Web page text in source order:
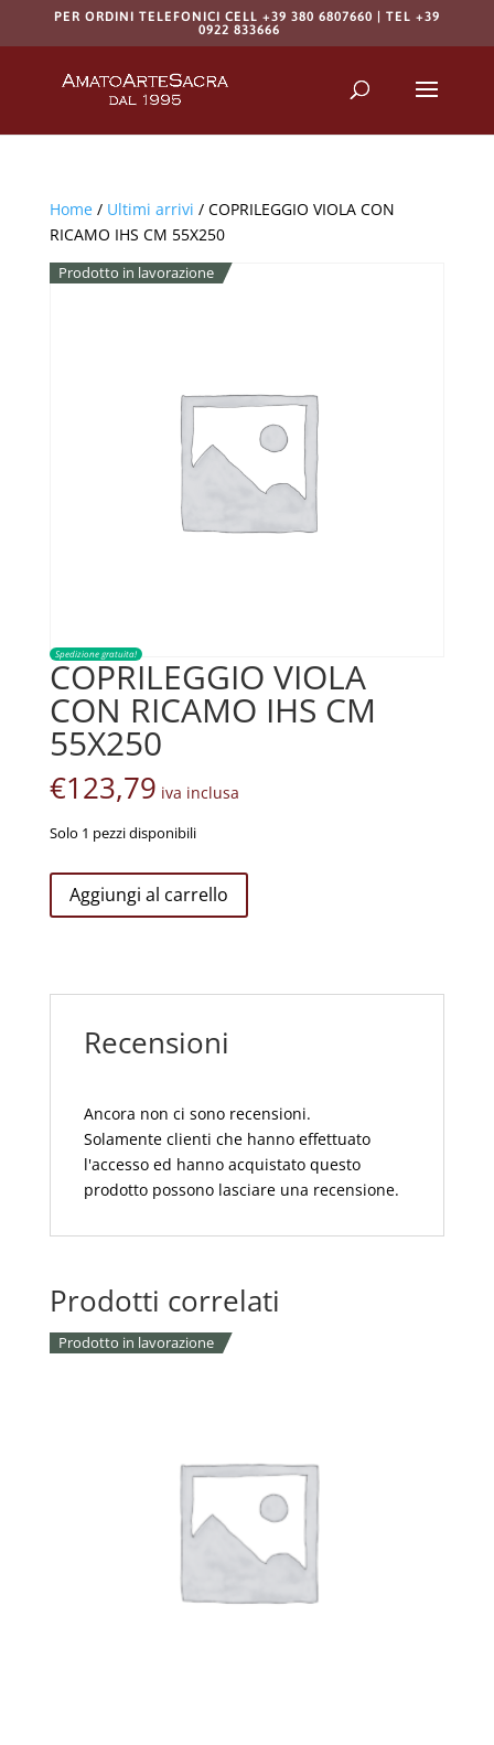
PER ORDINI TELEFONICI CELL +39 380 6807660 | TEL +39
0922 833666
Home/ Ultimi arrivi / COPRILEGGIO VIOLA CON
RICAMO IHS CM 55X250
Prodotto in lavorazione
Spedizione gratuita!
COPRILEGGIO VIOLA
CON RICAMO IHS CM
55X250
€123,79 iva inclusa
Solo 1 pezzi disponibili
COPRILEGGIO
VIOLA
55X250
Aggiungi al carrello
Recensioni
Ancora non ci sono recensioni.
Solamente clienti che hanno effettuato
l'accesso ed hanno acquistato questo
prodotto possono lasciare una recensione.
Prodotti correlati
Prodotto in lavorazione